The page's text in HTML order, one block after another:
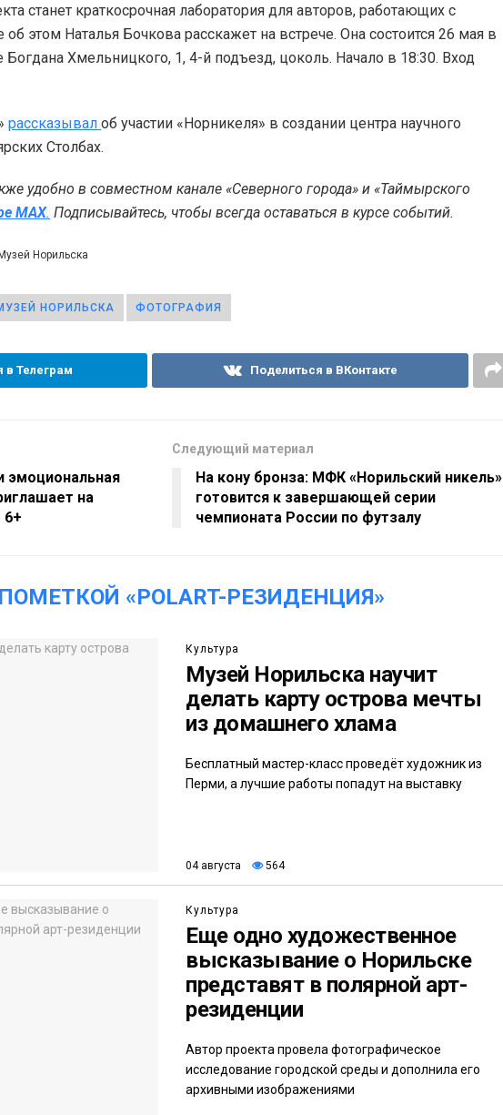
станет краткосрочная лаборатория для авторов, работающих с
этом Наталья Бочкова расскажет на встрече. Она состоится 26 мая в
Богдана Хмельницкого, 1, 4-й подъезд, цоколь. Начало в 18:30. Вход
рассказывал об участии «Норникеля» в создании центра научного
Столбах.
удобно в совместном канале «Северного города» и «Таймырского
MAX. Подписывайтесь, чтобы всегда оставаться в курсе событий.
Норильска
НОРИЛЬСКА ФОТОГРАФИЯ
в Телеграм Поделиться в ВКонтакте
эмоциональная
на
6+
Следующий материал
На кону бронза: МФК «Норильский никель»
готовится к завершающей серии
чемпионата России по футзалу
«POLART-РЕЗИДЕНЦИЯ»
Культура
Музей Норильска научит
делать карту острова мечты
из домашнего хлама
Бесплатный мастер-класс проведёт художник из
Перми, а лучшие работы попадут на выставку
04 августа 564
Культура
Еще одно художественное
высказывание о Норильске
представят в полярной арт-
резиденции
Автор проекта провела фотографическое
исследование городской среды и дополнила его
архивными изображениями